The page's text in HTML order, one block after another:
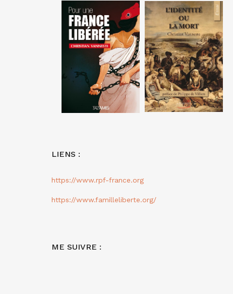
LIENS :
https://www.rpf-france.org
https://www.familleliberte.org/
ME SUIVRE :